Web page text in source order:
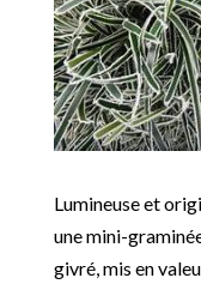
Lumineuse et
une mini-
givré, mis en